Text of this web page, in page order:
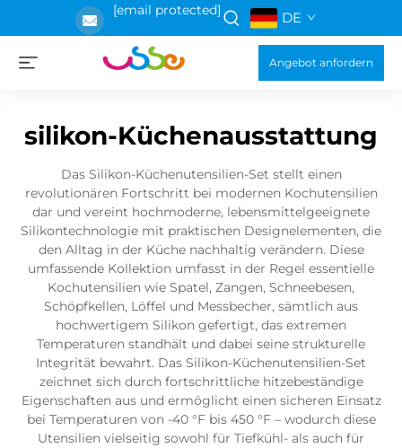
[email protected] DE
Angebot anfordern
silikon-Küchenausstattung
Das Silikon-Küchenutensilien-Set stellt einen
revolutionären Fortschritt bei modernen Kochutensilien
dar und vereint hochmoderne, lebensmittelgeeignete
Silikontechnologie mit praktischen Designelementen, die
den Alltag in der Küche nachhaltig verändern. Diese
umfassende Kollektion umfasst in der Regel essentielle
Kochutensilien wie Spatel, Zangen, Schneebesen,
Schöpfkellen, Löffel und Messbecher, sämtlich aus
hochwertigem Silikon gefertigt, das extremen
Temperaturen standhält und dabei seine strukturelle
Integrität bewahrt. Das Silikon-Küchenutensilien-Set
zeichnet sich durch fortschrittliche hitzebeständige
Eigenschaften aus und ermöglicht einen sicheren Einsatz
bei Temperaturen von -40 °F bis 450 °F – wodurch diese
Utensilien vielseitig sowohl für Tiefkühl- als auch für